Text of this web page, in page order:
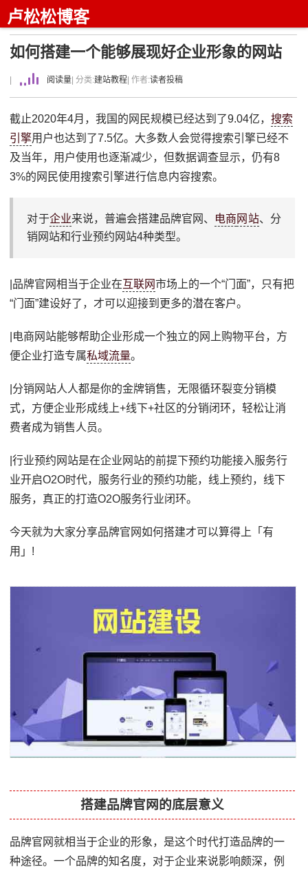
卢松松博客
如何搭建一个能够展现好企业形象的网站
阅读量 | 分类:建站教程 | 作者:读者投稿
截止2020年4月，我国的网民规模已经达到了9.04亿，搜索
引擎用户也达到了7.5亿。大多数人会觉得搜索引擎已经不
及当年，用户使用也逐渐减少，但数据调查显示，仍有8
3%的网民使用搜索引擎进行信息内容搜索。
对于企业来说，普遍会搭建品牌官网、 电商 网站、分
销网站和行业预约网站4种类型。
|品牌官网相当于企业在互联网市场上的一个“门面”，只有把
“门面”建设好了，才可以迎接到更多的潜在客户。
|电商网站能够帮助企业形成一个独立的网上购物平台，方
便企业打造专属私域流量。
|分销网站人人都是你的金牌销售，无限循环裂变分销模
式，方便企业形成线上+线下+社区的分销闭环，轻松让消
费者成为销售人员。
|行业预约网站是在企业网站的前提下预约功能接入服务行
业开启O2O时代，服务行业的预约功能，线上预约，线下
服务，真正的打造O2O服务行业闭环。
今天就为大家分享品牌官网如何搭建才可以算得上「有
用」!
搭建品牌官网的底层意义
品牌官网就相当于企业的形象，是这个时代打造品牌的一
种途径。一个品牌的知名度，对于企业来说影响颇深，例